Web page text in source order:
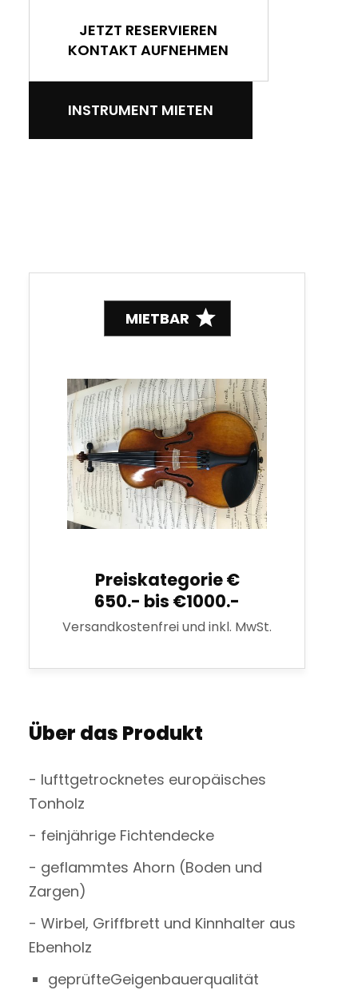
JETZT RESERVIEREN
KONTAKT AUFNEHMEN
INSTRUMENT MIETEN
MIETBAR
Preiskategorie €
650.- bis €1000.-
Versandkostenfrei und inkl. MwSt.
Über das Produkt
- lufttgetrocknetes europäisches
Tonholz
- feinjährige Fichtendecke
- geflammtes Ahorn (Boden und
Zargen)
- Wirbel, Griffbrett und Kinnhalter aus
Ebenholz
geprüfteGeigenbauerqualität